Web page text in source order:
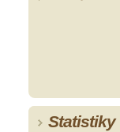
Statistiky